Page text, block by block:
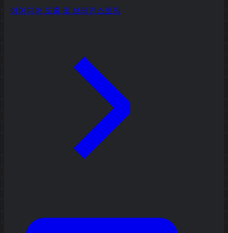
아이디어 도출 및 브레인스토밍